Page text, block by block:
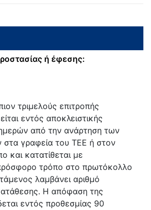
ή έφεσης:
τριμελούς επιτροπής
εντός αποκλειστικής
από την ανάρτηση των
γραφεία του TEE ή στον
και κατατίθεται με
τρόπο στο πρωτόκολλο
λαμβάνει αριθμό
Η απόφαση της
εντός προθεσμίας 90